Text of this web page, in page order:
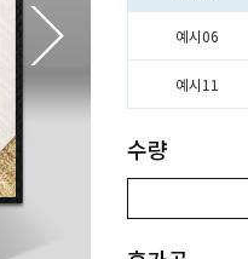
예시06
예시11
수량